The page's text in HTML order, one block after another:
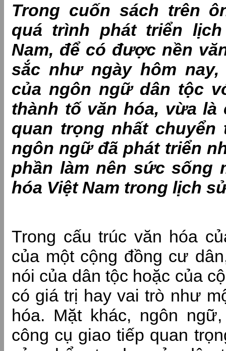
Trong cuốn sách trên
quá trình phát triển
Nam, để có được nền
sắc như ngày hôm
của ngôn ngữ dân tộc
thành tố văn hóa, vừa là
quan trọng nhất chuyển
ngôn ngữ đã phát triển
phần làm nên sức sống
hóa Việt Nam trong lịch
Trong cấu trúc văn hóa
của một cộng đồng cư
nói của dân tộc hoặc của
có giá trị hay vai trò như
hóa. Mặt khác, ngôn
công cụ giao tiếp quan